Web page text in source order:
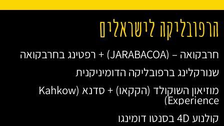
הרפובליקה לישראלים
חרבקואה – (JARABACOA) + רפטינג בחרבקואה
שנורקלינג ברפובליקה הדומיניקנית
מוזיאון השוקולד (הקקאו) + סדנא (Kahkow
Experience)
קולנוע 4D בסנטו דומינגו